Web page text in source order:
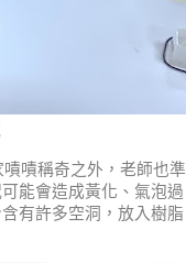
嘖稱奇之外，老師也準
能會造成黃化、氣泡過
有許多空洞，放入樹脂